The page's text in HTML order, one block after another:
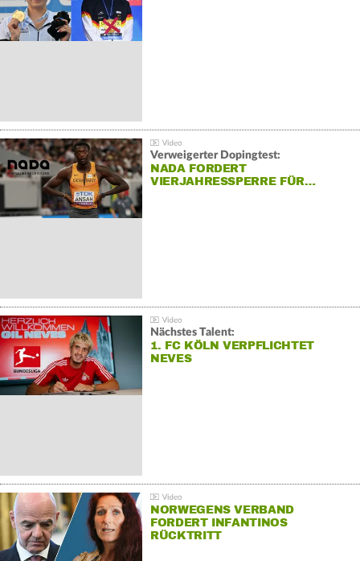
Verweigerter Dopingtest:
NADA FORDERT
VIERJAHRESSPERRE FÜR…
Nächstes Talent:
1. FC KÖLN VERPFLICHTET
NEVES
NORWEGENS VERBAND
FORDERT INFANTINOS
RÜCKTRITT